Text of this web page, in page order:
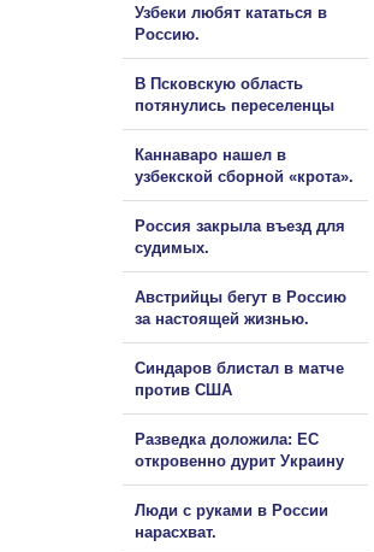
Узбеки любят кататься в
Россию.
В Псковскую область
потянулись переселенцы
Каннаваро нашел в
узбекской сборной «крота».
Россия закрыла въезд для
судимых.
Австрийцы бегут в Россию
за настоящей жизнью.
Синдаров блистал в матче
против США
Разведка доложила: ЕС
откровенно дурит Украину
Люди с руками в России
нарасхват.